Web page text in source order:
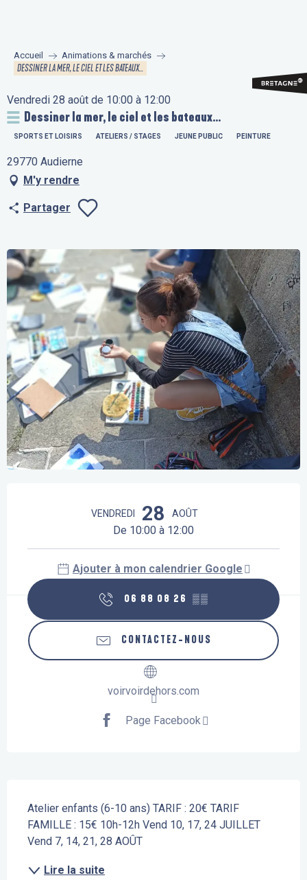
principal
Accueil Animations & marchés
DESSINER LA MER, LE CIEL ET LES BATEAUX...
Vendredi 28 août de 10:00 à 12:00
Dessiner la mer, le ciel et les bateaux...
SPORTS ET LOISIRS ATELIERS / STAGES JEUNE PUBLIC PEINTURE
29770 Audierne
M'y rendre
Partager
VENDREDI 28 AOÛT
De 10:00 à 12:00
Ajouter à mon calendrier Google
06 88 08 26 ▒▒
CONTACTEZ-NOUS
voirvoirdehors.com
Page Facebook
Atelier enfants (6-10 ans) TARIF : 20€ TARIF
FAMILLE : 15€ 10h-12h Vend 10, 17, 24 JUILLET
Vend 7, 14, 21, 28 AOÛT
Lire la suite